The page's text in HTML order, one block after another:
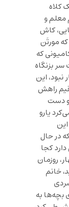
کلاه
معلم و
کاش
مورتَن
که
سر بزنگاه
نبود، این
راهش
و دست
یارو
در حال
کجا
روزمان
خانم
بچه‌ها به